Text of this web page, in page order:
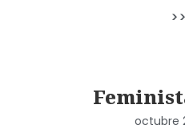
>>
octubre